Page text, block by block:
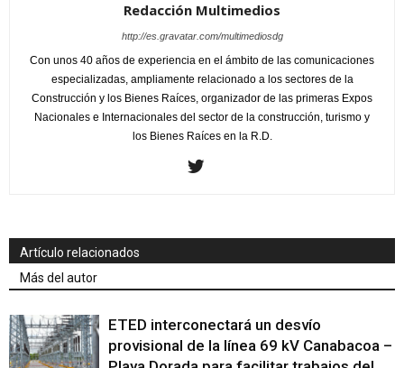
Redacción Multimedios
http://es.gravatar.com/multimediosdg
Con unos 40 años de experiencia en el ámbito de las comunicaciones
especializadas, ampliamente relacionado a los sectores de la
Construcción y los Bienes Raíces, organizador de las primeras Expos
Nacionales e Internacionales del sector de la construcción, turismo y
los Bienes Raíces en la R.D.
Artículo relacionados
Más del autor
ETED interconectará un desvío
provisional de la línea 69 kV Canabacoa –